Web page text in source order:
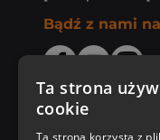
Bądź z nami
Ta strona
cookie
Ta strona korzysta z